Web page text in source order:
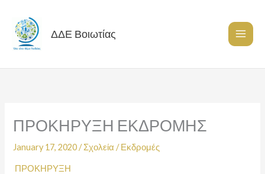
content
ΔΔΕ Βοιωτίας
ΠΡΟΚΗΡΥΞΗ ΕΚΔΡΟΜΗΣ
January 17, 2020/Σχολεία /Εκδρομές
ΠΡΟΚΗΡΥΞΗ